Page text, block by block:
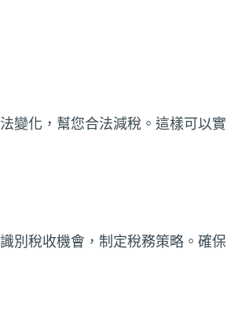
變化，幫您合法減稅。這樣可以實
別稅收機會，制定稅務策略。確保